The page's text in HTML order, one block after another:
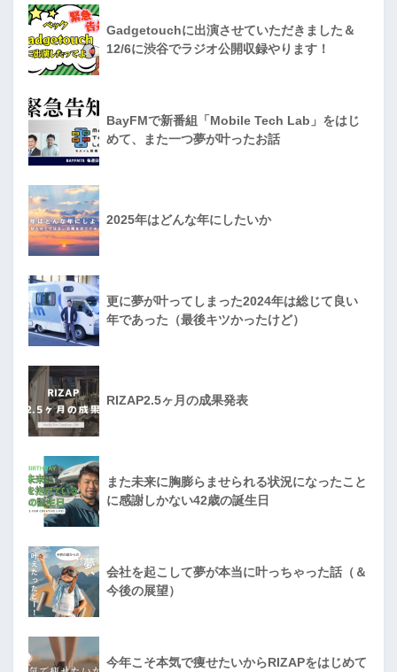
Gadgetouchに出演させていただきました＆
12/6に渋谷でラジオ公開収録やります！
BayFMで新番組「Mobile Tech Lab」をはじ
めて、また一つ夢が叶ったお話
2025年はどんな年にしたいか
更に夢が叶ってしまった2024年は総じて良い
年であった（最後キツかったけど）
RIZAP2.5ヶ月の成果発表
また未来に胸膨らませられる状況になったこと
に感謝しかない42歳の誕生日
会社を起こして夢が本当に叶っちゃった話（＆
今後の展望）
今年こそ本気で痩せたいからRIZAPをはじめて